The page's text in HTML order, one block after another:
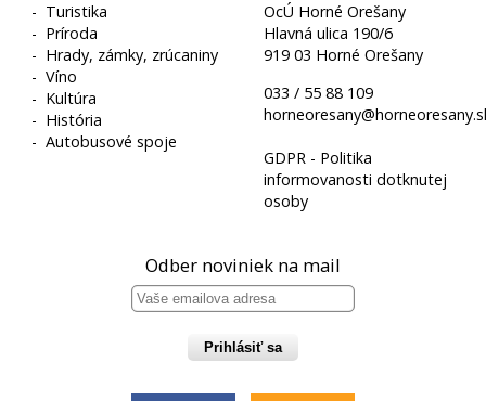
- Turistika
- Príroda
- Hrady, zámky, zrúcaniny
-Víno
- Kultúra
- História
-Autobusové spoje
OcÚ Horné Orešany
Hlavná ulica 190/6
919 03 Horné Orešany
033 / 55 88 109
GDPR - Politika
informovanosti dotknutej
osoby
Odber noviniek na mail
Prihlásiť sa